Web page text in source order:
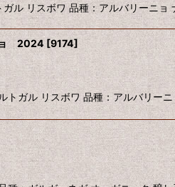
ル リスボワ 品種：アルバリーニ
ョ 2024 [9174]
トガル リスボワ 品種：アルバリー